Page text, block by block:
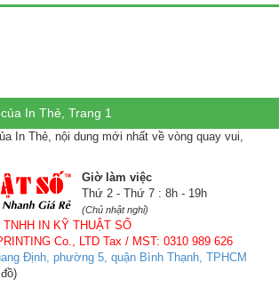
In Thẻ, Trang 1
In Thẻ, nội dung mới nhất về vòng quay vui,
Giờ làm việc
Thứ 2 - Thứ 7 : 8h - 19h
(Chủ nhật nghỉ)
TNHH IN KỸ THUẬT SỐ
Co., LTD Tax / MST: 0310 989 626
Định, phường 5, quận Bình Thạnh, TPHCM